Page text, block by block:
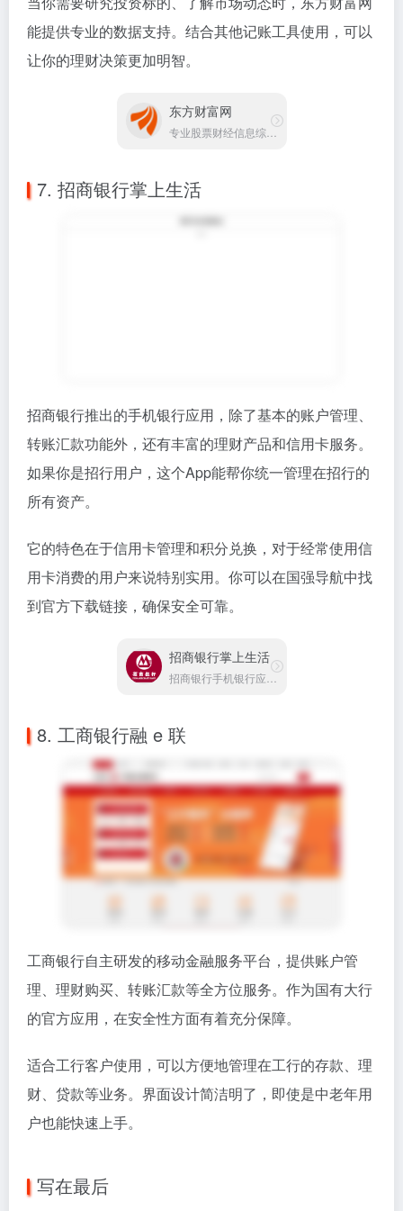
能提供专业的数据支持。结合其他记账工具使用，可以
让你的理财决策更加明智。
东方财富网
专业股票财经信息综合平台
7. 招商银行掌上生活
招商银行推出的手机银行应用，除了基本的账户管理、
转账汇款功能外，还有丰富的理财产品和信用卡服务。
如果你是招行用户，这个App能帮你统一管理在招行的
所有资产。
它的特色在于信用卡管理和积分兑换，对于经常使用信
用卡消费的用户来说特别实用。你可以在国强导航中找
到官方下载链接，确保安全可靠。
招商银行掌上生活
招商银行手机银行应用软件
8. 工商银行融 e 联
工商银行自主研发的移动金融服务平台，提供账户管
理、理财购买、转账汇款等全方位服务。作为国有大行
的官方应用，在安全性方面有着充分保障。
适合工行客户使用，可以方便地管理在工行的存款、理
财、贷款等业务。界面设计简洁明了，即使是中老年用
户也能快速上手。
写在最后